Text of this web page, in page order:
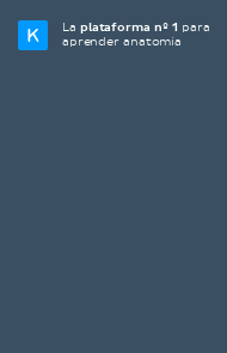
Laplataforma nº 1 para
aprender anatomía